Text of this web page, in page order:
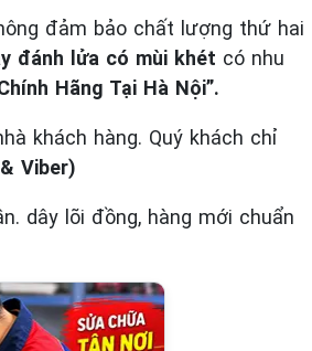
đảm bảo chất lượng thứ hai
đánh lửa có mùi khét có nhu
Hãng Tại Hà Nội”.
khách hàng. Quý khách chỉ
Viber)
dây lõi đồng, hàng mới chuẩn